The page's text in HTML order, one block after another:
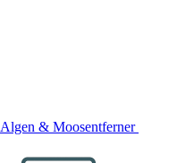
Algen & Moosentferner